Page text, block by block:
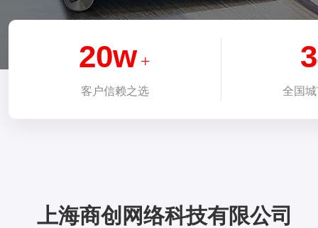
20w +
客户信赖之选 全国
上海商创网络科技有限公司